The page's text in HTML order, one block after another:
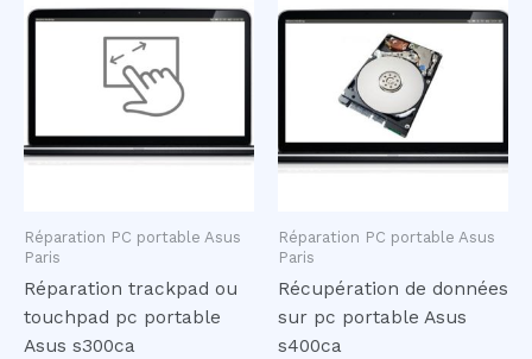
Réparation PC portable Asus
Paris
Réparation trackpad ou
touchpad pc portable
Asus s300ca
Réparation PC portable Asus
Paris
Récupération de données
sur pc portable Asus
s400ca